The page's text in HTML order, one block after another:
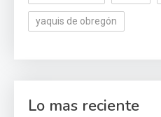
yaquis de obregón
Lo mas reciente